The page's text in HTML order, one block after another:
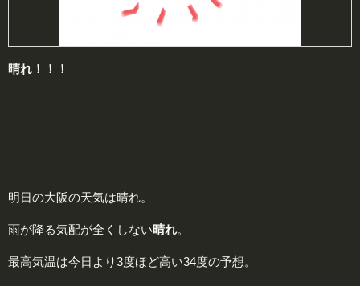
晴れ！！！
明日の大阪の天気は晴れ。
雨が降る気配が全くしない晴れ。
最高気温は今日より3度ほど高い34度の予想。